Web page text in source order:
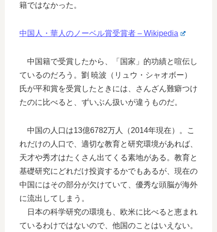
籍ではなかった。
中国人・華人のノーベル賞受賞者 – Wikipedia
中国籍で受賞したから、「国家」的功績と喧伝し
ているのだろう。劉 暁波（リュウ・シャオボー）
氏が平和賞を受賞したときには、さんざん難癖つけ
たのに比べると、ずいぶん扱いが違うものだ。
中国の人口は13億6782万人（2014年現在）。こ
れだけの人口で、適切な教育と研究環境があれば、
天才や秀才はたくさん出てくる素地がある。教育と
基礎研究にどれだけ投資するかでもあるが、現在の
中国にはその部分が欠けていて、優秀な頭脳が海外
に流出してしまう。
日本の科学研究の環境も、欧米に比べると恵まれ
ているわけではないので、他国のことはいえない。